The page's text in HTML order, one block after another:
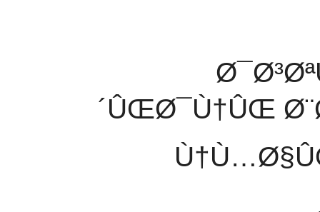
´ÛŒØ¯Ù†ÛŒ